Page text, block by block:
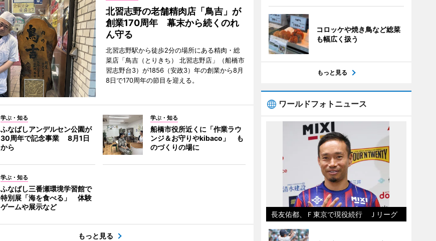
北習志野の老舗精肉店「鳥吉」が
創業170周年 幕末から続くのれ
ん守る
北習志野駅から徒歩2分の場所にある精肉・総
菜店「鳥吉（とりきち） 北習志野店」（船橋市
習志野台3）が1856（安政3）年の創業から8月
8日で170周年の節目を迎える。
学ぶ・知る
ふなばしアンデルセン公園が
30周年で記念事業 8月1日
から
学ぶ・知る
船橋市役所近くに「作業ラウ
ンジ＆お守りやkibaco」 も
のづくりの場に
学ぶ・知る
ふなばし三番瀬環境学習館で
特別展「海を食べる」 体験
ゲームや展示など
もっと見る
コロッケや焼き鳥など総菜
も幅広く扱う
もっと見る
ワールドフォトニュース
長友佑都、Ｆ東京で現役続行 Ｊリーグ